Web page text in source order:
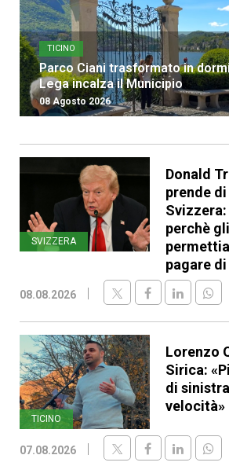
TICINO
Parco Ciani trasformato in
Lega incalza il Municipio
08 Agosto 2026
SVIZZERA
Donald
prende
perchè
pagare
08.08.2026
TICINO
Lorenzo
Sirica:
di
velocità»
07.08.2026